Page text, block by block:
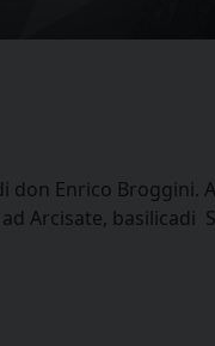
don Enrico
Arcisate, basilicadi